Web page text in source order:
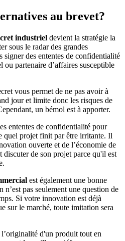
au brevet?
industriel devient la stratégie la
sous le radar des grandes
signer des ententes de confidentialité
ou partenaire d’affaires susceptible
vous permet de ne pas avoir à
jour et limite donc les risques de
un bémol est à apporter.
ententes de confidentialité pour
quel projet finit par être irritante. Il
ouverte et de l’économie de
discuter de son projet parce qu'il est
est également une bonne
pas seulement une question de
Si votre innovation est déjà
sur le marché, toute imitation sera
d'un produit tout en